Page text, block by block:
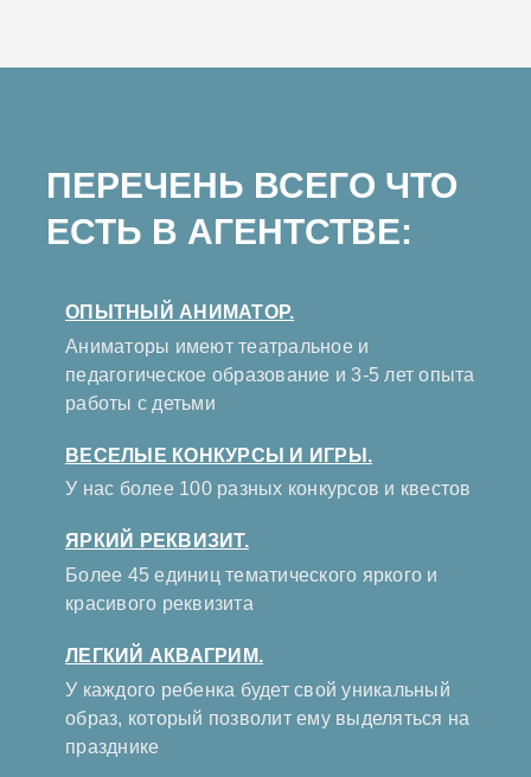
ПЕРЕЧЕНЬ ВСЕГО ЧТО
ЕСТЬ В АГЕНТСТВЕ:
ОПЫТНЫЙ АНИМАТОР.
Аниматоры имеют театральное и
педагогическое образование и 3-5 лет опыта
работы с детьми
ВЕСЕЛЫЕ КОНКУРСЫ И ИГРЫ.
У нас более 100 разных конкурсов и квестов
ЯРКИЙ РЕКВИЗИТ.
Более 45 единиц тематического яркого и
красивого реквизита
ЛЕГКИЙ АКВАГРИМ.
У каждого ребенка будет свой уникальный
образ, который позволит ему выделяться на
празднике